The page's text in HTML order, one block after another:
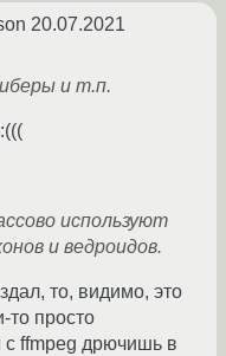
20.07.2021
и т.п.
используют
и ведроидов.
то, видимо, это
то просто
с ffmpeg дрючишь в